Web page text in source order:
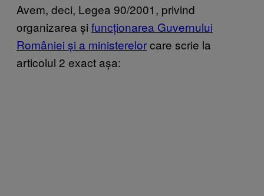
Avem, deci, Legea 90/2001, privind
organizarea și funcționarea Guvernului
României și a ministerelorcare scrie la
articolul 2 exact așa: